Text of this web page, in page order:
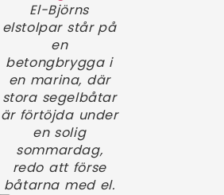
El-Björns
elstolpar står på
en
betongbrygga i
en marina, där
stora segelbåtar
är förtöjda under
en solig
sommardag,
redo att förse
båtarna med el.